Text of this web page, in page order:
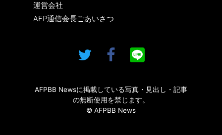
運営会社
AFP通信会長ごあいさつ
AFPBB Newsに掲載している写真・見出し・記事
の無断使用を禁じます。
© AFPBB News